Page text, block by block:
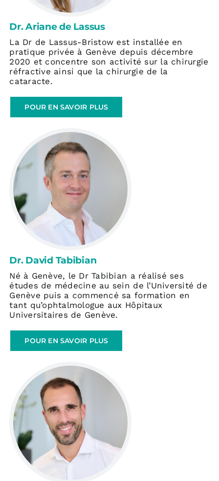
Dr. Ariane de Lassus
La Dr de Lassus-Bristow est installée en
pratique privée à Genève depuis décembre
2020 et concentre son activité sur la chirurgie
réfractive ainsi que la chirurgie de la
cataracte.
POUR EN SAVOIR PLUS
Dr. David Tabibian
Né à Genève, le Dr Tabibian a réalisé ses
études de médecine au sein de l’Université de
Genève puis a commencé sa formation en
tant qu’ophtalmologue aux Hôpitaux
Universitaires de Genève.
POUR EN SAVOIR PLUS